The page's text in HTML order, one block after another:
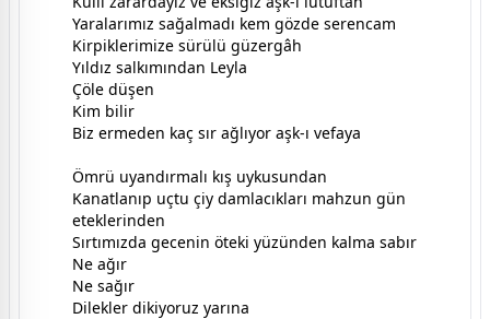
Yaralarımız sağalmadı kem gözde serencam
Kirpiklerimize sürülü güzergâh
Yıldız salkımından Leyla
Çöle düşen
Kim bilir
Biz ermeden kaç sır ağlıyor aşk-ı vefaya
Ömrü uyandırmalı kış uykusundan
Kanatlanıp uçtu çiy damlacıkları mahzun gün
eteklerinden
Sırtımızda gecenin öteki yüzünden kalma sabır
Ne ağır
Ne sağır
Dilekler dikiyoruz yarına